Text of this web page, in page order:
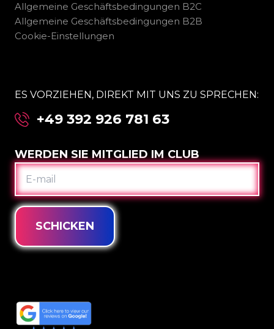
Allgemeine Geschäftsbedingungen B2C
Allgemeine Geschäftsbedingungen B2B
Cookie-Einstellungen
ES VORZIEHEN, DIREKT MIT UNS ZU SPRECHEN:
+49 392 926 781 63
WERDEN SIE MITGLIED IM CLUB
E-
MAIL
SCHICKEN